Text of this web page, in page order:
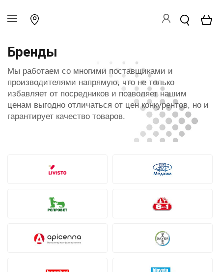
Бренды
Мы работаем со многими поставщиками и
производителями напрямую, что не только
избавляет от посредников и позволяет нашим
ценам выгодно отличаться от цен конкурентов, но и
гарантирует качество товаров.